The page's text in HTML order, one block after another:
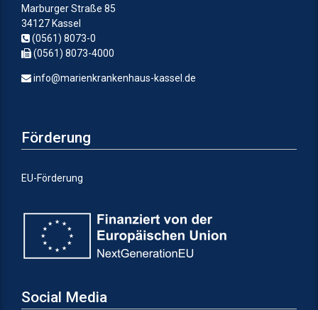
Marburger Straße 85
34127 Kassel
(0561) 8073-0
(0561) 8073-4000
info@marienkrankenhaus-kassel.de
Förderung
EU-Förderung
Social Media